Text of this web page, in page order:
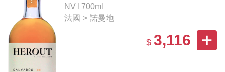
NV
700ml
法國 > 諾曼地
$ 3,116